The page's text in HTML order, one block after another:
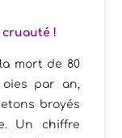
cruauté !
mort de 80
oies par an,
broyés
Un chiffre